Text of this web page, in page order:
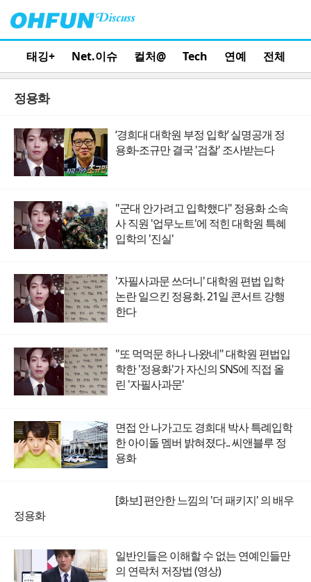
태깅+ Net.이슈 컬처@ Tech 연예 전체
정용화
‘경희대 대학원 부정 입학’ 실명공개 정
용화-조규만 결국 '검찰' 조사받는다
"군대 안가려고 입학했다" 정용화 소속
사 직원 '업무노트'에 적힌 대학원 특혜
입학의 '진실'
'자필사과문 쓰더니' 대학원 편법 입학
논란 일으킨 정용화. 21일 콘서트 강행
한다
"또 먹먹문 하나 나왔네" 대학원 편법입
학한 '정용화'가 자신의 SNS에 직접 올
린 '자필사과문'
면접 안 나가고도 경희대 박사 특례입학
한 아이돌 멤버 밝혀졌다.. 씨앤블루 정
용화
[화보] 편안한 느낌의 '더 패키지' 의 배우
정용화
일반인들은 이해할 수 없는 연예인들만
의 연락처 저장법 (영상)